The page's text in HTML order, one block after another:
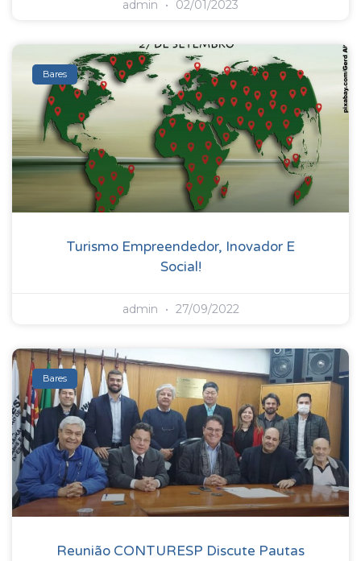
admin 02/01/2023
Bares
Turismo Empreendedor, Inovador E
Social!
admin 27/09/2022
Bares
Reunião CONTURESP Discute Pautas